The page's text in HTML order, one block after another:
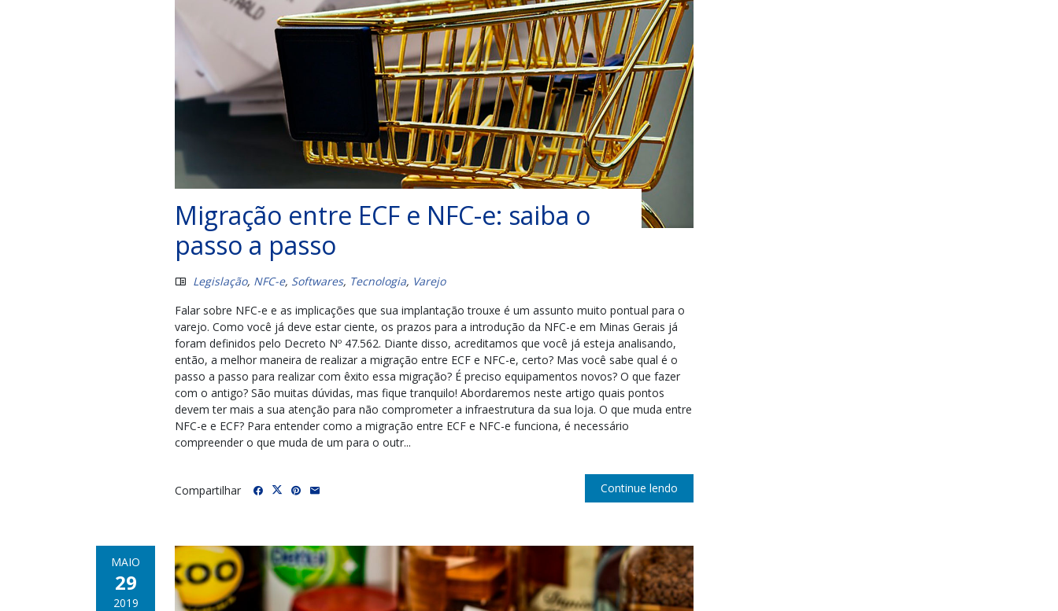
Migração entre ECF e NFC-e: saiba o
passo a passo
Legislação, NFC-e, Softwares, Tecnologia, Varejo
Falar sobre NFC-e e as implicações que sua implantação trouxe é um assunto muito pontual para o
varejo. Como você já deve estar ciente, os prazos para a introdução da NFC-e em Minas Gerais já
foram definidos pelo Decreto Nº 47.562. Diante disso, acreditamos que você já esteja analisando,
então, a melhor maneira de realizar a migração entre ECF e NFC-e, certo? Mas você sabe qual é o
passo a passo para realizar com êxito essa migração? É preciso equipamentos novos? O que fazer
com o antigo? São muitas dúvidas, mas fique tranquilo! Abordaremos neste artigo quais pontos
devem ter mais a sua atenção para não comprometer a infraestrutura da sua loja. O que muda entre
NFC-e e ECF? Para entender como a migração entre ECF e NFC-e funciona, é necessário
compreender o que muda de um para o outr...
Continue lendo
Compartilhar
MAIO
29
2019